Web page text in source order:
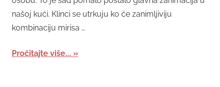
našoj kući. Klinci se utrkuju ko će zanimljiviju
kombinaciju mirisa …
Pročitajte više...